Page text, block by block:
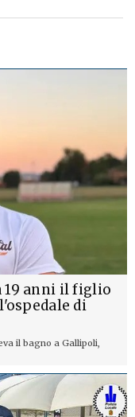
19 anni il figlio
di
il bagno a Gallipoli,